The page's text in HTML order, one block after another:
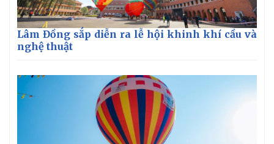
Lâm Đồng sắp diễn ra lễ hội khinh khí cầu và
nghệ thuật